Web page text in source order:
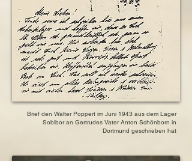
Brief den Walter Poppert im Juni 1943 aus dem Lager
Sobibor an Gertrudes Vater Anton Schönborn in
Dortmund geschrieben hat